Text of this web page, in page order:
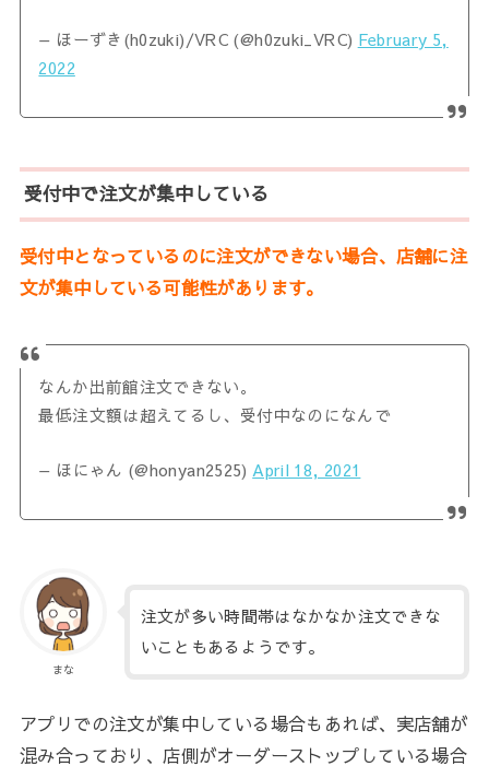
— ほーずき(h0zuki)/VRC (@h0zuki_VRC) February 5,
2022
受付中で注文が集中している
受付中となっているのに注文ができない場合、店舗に注
文が集中している可能性があります。
なんか出前館注文できない。
最低注文額は超えてるし、受付中なのになんで
— ほにゃん (@honyan2525) April 18, 2021
まな
注文が多い時間帯はなかなか注文できな
いこともあるようです。
アプリでの注文が集中している場合もあれば、実店舗が
混み合っており、店側がオーダーストップしている場合